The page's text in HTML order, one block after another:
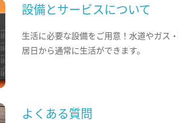
設備とサービスについて
生活に必要な設備をご用意！水道やガス
居日から通常に生活ができます。
よくある質問